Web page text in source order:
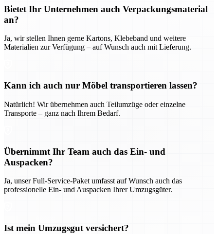
Bietet Ihr Unternehmen auch Verpackungsmaterial
an?
Ja, wir stellen Ihnen gerne Kartons, Klebeband und weitere
Materialien zur Verfügung – auf Wunsch auch mit Lieferung.
Kann ich auch nur Möbel transportieren lassen?
Natürlich! Wir übernehmen auch Teilumzüge oder einzelne
Transporte – ganz nach Ihrem Bedarf.
Übernimmt Ihr Team auch das Ein- und
Auspacken?
Ja, unser Full-Service-Paket umfasst auf Wunsch auch das
professionelle Ein- und Auspacken Ihrer Umzugsgüter.
Ist mein Umzugsgut versichert?